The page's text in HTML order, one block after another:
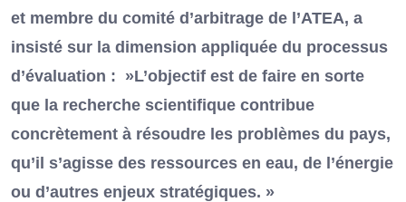
et membre du comité d’arbitrage de l’ATEA, a
insisté sur la dimension appliquée du processus
d’évaluation : »L’objectif est de faire en sorte
que la recherche scientifique contribue
concrètement à résoudre les problèmes du pays,
qu’il s’agisse des ressources en eau, de l’énergie
ou d’autres enjeux stratégiques. »